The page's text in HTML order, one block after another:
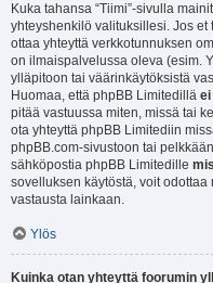
Kuka tahansa “Tiimi”-sivulla
yhteyshenkilö valituksillesi. Jos et
ottaa yhteyttä verkkotunnuksen
on ilmaispalvelussa oleva (esim.
ylläpitoon tai väärinkäytöksistä
Huomaa, että phpBB Limitedillä
pitää vastuussa miten, missä tai
ota yhteyttä phpBB Limitediin
phpBB.com-sivustoon tai
sähköpostia phpBB Limitedille
sovelluksen käytöstä, voit
vastausta lainkaan.
Ylös
Kuinka otan yhteyttä foorumin